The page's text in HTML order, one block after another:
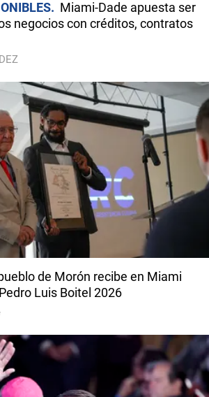
Miami-Dade apuesta ser
negocios con créditos, contratos
de Morón recibe en Miami
Luis Boitel 2026